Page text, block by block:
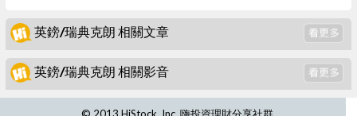
英鎊/瑞典克朗 相關文章
英鎊/瑞典克朗 相關影音